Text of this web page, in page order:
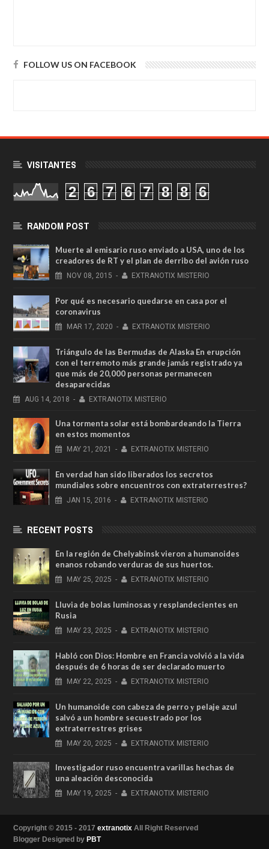
FOLLOW US ON FACEBOOK
VISITANTES
2 6 7 6 7 8 8 6
RANDOM POST
Muerte al emisario ruso enviado a USA, uno de los
creadores de RT y el plan de derribo del avión ruso
NOV 08, 2015 - EXTRANOTIX MISTERIO
Por qué es necesario quedarse en casa por el
coronavirus
MAR 17, 2020 - EXTRANOTIX MISTERIO
Triángulo de las Bermudas de Alaska En erupción
con el terremoto más grande jamás registrado ya
que más de 20,000 personas permanecen
desaparecidas
AUG 14, 2018 - EXTRANOTIX MISTERIO
Una tormenta solar está bombardeando la Tierra
en estos momentos
MAY 21, 2021 - EXTRANOTIX MISTERIO
En verdad han sido liberados los secretos
mundiales sobre encuentros con extraterrestres?
JAN 15, 2016 - EXTRANOTIX MISTERIO
RECENT POSTS
En la región de Chelyabinsk vieron a humanoides
enanos robando verduras de sus huertos.
MAY 25, 2025 - EXTRANOTIX MISTERIO
Lluvia de bolas luminosas y resplandecientes en
Rusia
MAY 23, 2025 - EXTRANOTIX MISTERIO
Habló con Dios: Hombre en Francia volvió a la vida
después de 6 horas de ser declarado muerto
MAY 22, 2025 - EXTRANOTIX MISTERIO
Un humanoide con cabeza de perro у pelaje azul
salvó a un hombre secuestrado por los
extraterrestres grises
MAY 20, 2025 - EXTRANOTIX MISTERIO
Investigador ruso encuentra varillas hechas de
una aleación desconocida
MAY 19, 2025 - EXTRANOTIX MISTERIO
Copyright © 2015 - 2017 extranotix All Right Reserved
Blogger Designed by PBT